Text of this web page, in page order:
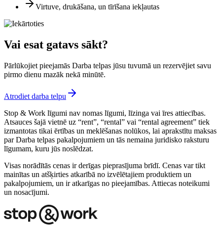
Virtuve, drukāšana, un tīrīšana iekļautas
Vai esat gatavs sākt?
Pārlūkojiet pieejamās Darba telpas jūsu tuvumā un rezervējiet savu
pirmo dienu mazāk nekā minūtē.
Atrodiet darba telpu
Stop & Work līgumi nav nomas līgumi, līzinga vai īres attiecības.
Atsauces šajā vietnē uz “rent”, “rental” vai “rental agreement” tiek
izmantotas tikai ērtības un meklēšanas nolūkos, lai aprakstītu maksas
par Darba telpas pakalpojumiem un tās nemaina juridisko raksturu
līgumam, kuru jūs noslēdzat.
Visas norādītās cenas ir derīgas pieprasījuma brīdī. Cenas var tikt
mainītas un atšķirties atkarībā no izvēlētajiem produktiem un
pakalpojumiem, un ir atkarīgas no pieejamības. Attiecas noteikumi
un nosacījumi.